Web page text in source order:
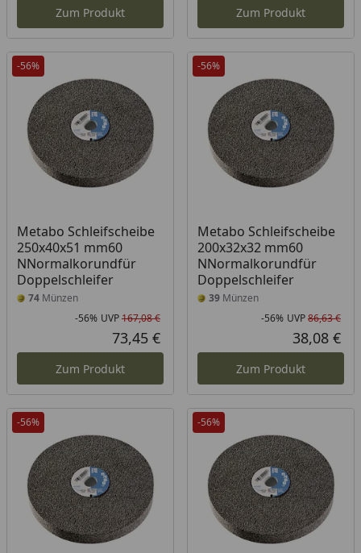
Zum Produkt Zum Produkt
-56%
Metabo Schleifscheibe
250x40x51 mm60
NNormalkorundfür
Doppelschleifer
74 Münzen
Rabatt in Prozent
-56%
Ursprünglicher Preis
UVP167,08 €
Aktueller Preis
73,45 €
Zum Produkt
-56%
Metabo Schleifscheibe
200x32x32 mm60
NNormalkorundfür
Doppelschleifer
39Münzen
-56% UVP86,63 €
38,08 €
Zum Produkt
-56% -56%